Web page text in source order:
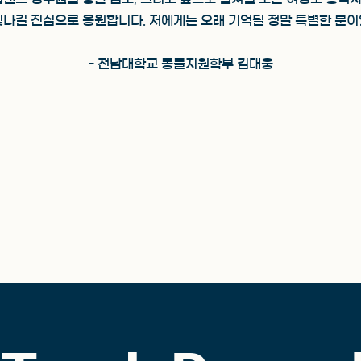
길 진심으로 응원합니다. 저에게는 오래 기억될 정말 특별한 분이
- 전남대학교 동물지원학부 김대웅